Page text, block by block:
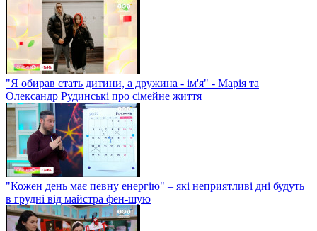
"Я обирав стать дитини, а дружина - ім'я" - Марія та
Олександр Рудинські про сімейне життя
"Кожен день має певну енергію" – які неприятливі дні будуть
в грудні від майстра фен-шую